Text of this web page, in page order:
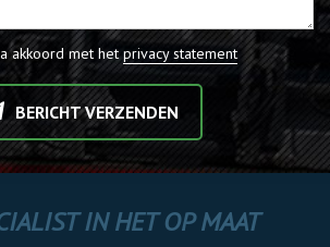
akkoord met hetprivacy statement
BERICHT VERZENDEN
IN HET OP MAAT